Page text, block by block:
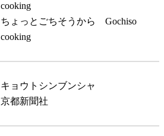
cooking
ちょっとごちそうから Gochiso
cooking
キョウトシンブンシャ
京都新聞社